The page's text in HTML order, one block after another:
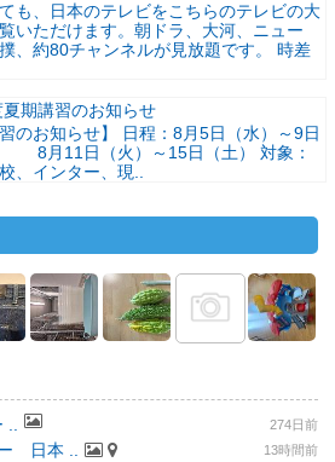
も、日本のテレビをこちらのテレビの大
いただけます。朝ドラ、大河、ニュー
、約80チャンネルが見放題です。 時差
期講習のお知らせ
習のお知らせ】 日程：8月5日（水）～9日
月11日（火）～15日（土） 対象：
、インター、現..
.. 274日前
ー 日本 .. 13時間前